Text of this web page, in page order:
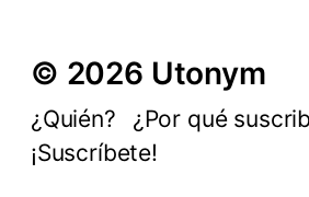
© 2026 Utonym
¿Quién?
¿Por qué
¡Suscríbete!